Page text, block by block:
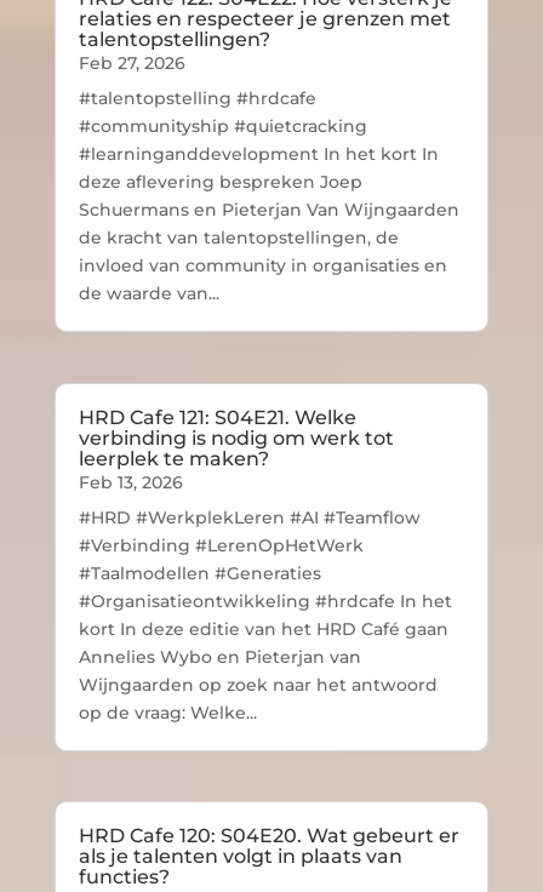
relaties en respecteer je grenzen met
talentopstellingen?
Feb 27, 2026
#talentopstelling #hrdcafe
#communityship #quietcracking
#learninganddevelopment In het kort In
deze aflevering bespreken Joep
Schuermans en Pieterjan Van Wijngaarden
de kracht van talentopstellingen, de
invloed van community in organisaties en
de waarde van...
HRD Cafe 121: S04E21. Welke
verbinding is nodig om werk tot
leerplek te maken?
Feb 13, 2026
#HRD #WerkplekLeren #AI #Teamflow
#Verbinding #LerenOpHetWerk
#Taalmodellen #Generaties
#Organisatieontwikkeling #hrdcafe In het
kort In deze editie van het HRD Café gaan
Annelies Wybo en Pieterjan van
Wijngaarden op zoek naar het antwoord
op de vraag: Welke...
HRD Cafe 120: S04E20. Wat gebeurt er
als je talenten volgt in plaats van
functies?